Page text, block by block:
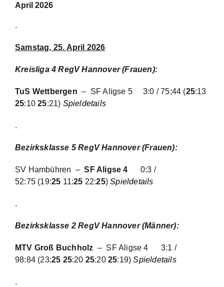
April 2026
.
Samstag, 25. April 2026
Kreisliga 4 RegV Hannover (Frauen):
TuS Wettbergen – SF Aligse 5 3:0 / 75;44 (25:13
25:1025:21) Spieldetails
.
Bezirksklasse 5 RegV Hannover (Frauen):
SV Hambühren –SF Aligse 4
0:3 /
52:75 (19:25 11:25 22:25) Spieldetails
.
Bezirksklasse 2 RegV Hannover (Männer):
MTV Groß Buchholz – SF Aligse 4 3:1 /
98:84 (23:25 25:20 25:2025:19) Spieldetails
.